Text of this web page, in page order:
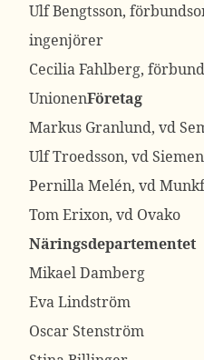
Ulf Bengtsson,
ingenjörer
Cecilia Fahlberg,
UnionenFöretag
Markus Granlund, vd
Ulf Troedsson, vd
Pernilla Melén, vd
Tom Erixon, vd Ovako
Näringsdepartementet
Mikael Damberg
Eva Lindström
Oscar Stenström